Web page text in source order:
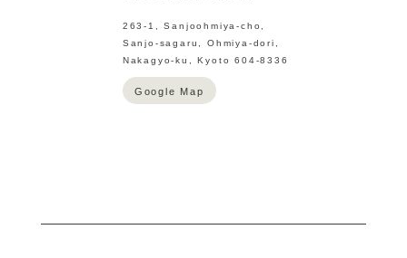
263-1, Sanjoohmiya-cho,
Sanjo-sagaru, Ohmiya-dori,
Nakagyo-ku, Kyoto 604-8336
Google Map